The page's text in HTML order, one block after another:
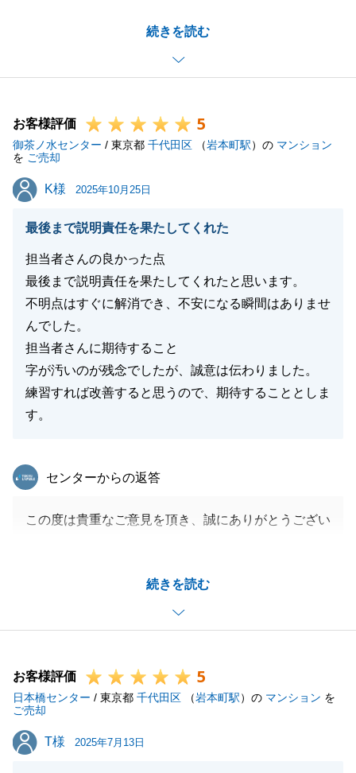
続きを読む
またご相談ごとがございましたら、お気軽にご連絡頂
けますと幸いです。
閉じる
お客様評価 5
御茶ノ水センター / 東京都 千代田区 （岩本町駅）の マンション
を ご売却
K様
K様 2025年10月25日
最後まで説明責任を果たしてくれた
担当者さんの良かった点
最後まで説明責任を果たしてくれたと思います。
不明点はすぐに解消でき、不安になる瞬間はありませ
んでした。
担当者さんに期待すること
字が汚いのが残念でしたが、誠意は伝わりました。
練習すれば改善すると思うので、期待することとしま
す。
続きを読む
東急リバブル
センターからの返答
この度は貴重なご意見を頂き、誠にありがとうござい
日々精進して参ります。
改善点につきましても、率直にご教授頂き、誠にあり
がとうございます。
は改善に努めさせて頂きます。
今後とも何卒よろしくお願いいたします。
お客様評価 5
日本橋センター / 東京都 千代田区 （岩本町駅）の マンション を
ご売却
T様
T様 2025年7月13日